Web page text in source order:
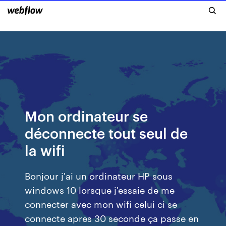
Mon ordinateur se
déconnecte tout seul de
la wifi
Bonjour j'ai un ordinateur HP sous
windows 10 lorsque j'essaie de me
connecter avec mon wifi celui ci se
connecte apres 30 seconde ça passe en